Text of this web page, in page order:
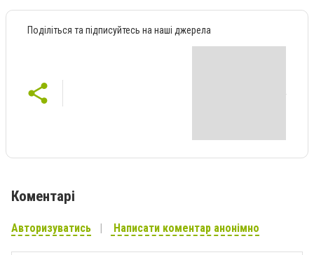
Поділіться та підписуйтесь на наші джерела
Коментарі
Авторизуватись Написати коментар анонімно